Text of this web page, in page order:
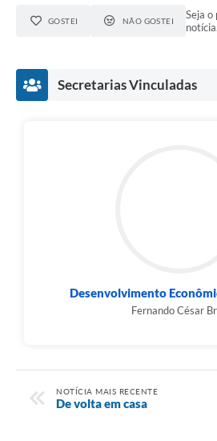
GOSTEI NÃO GOSTEI
Seja
notícia.
Secretarias Vinculadas
Desenvolvimento
Fernando César
NOTÍCIA MAIS RECENTE
De volta em casa